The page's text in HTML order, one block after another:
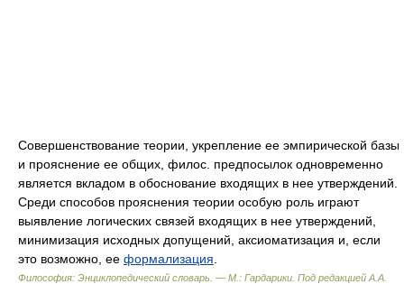
Совершенствование теории, укрепление ее эмпирической базы
и прояснение ее общих, филос. предпосылок одновременно
является вкладом в обоснование входящих в нее утверждений.
Среди способов прояснения теории особую роль играют
выявление логических связей входящих в нее утверждений,
минимизация исходных допущений, аксиоматизация и, если
это возможно, ее формализация
Философия: Энциклопедический словарь. — М.: Гардарики Под редакцией А.А.